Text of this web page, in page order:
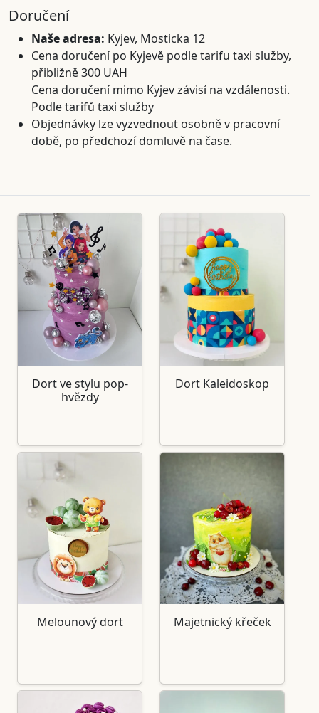
Doručení
Naše adresa: Kyjev, Mosticka 12
Cena doručení po Kyjevě podle tarifu taxi služby,
přibližně 300 UAH
Cena doručení mimo Kyjev závisí na vzdálenosti.
Podle tarifů taxi služby
Objednávky lze vyzvednout osobně v pracovní
době, po předchozí domluvě na čase.
Dort ve stylu pop-
hvězdy
Dort Kaleidoskop
Melounový dort Majetnický křeček